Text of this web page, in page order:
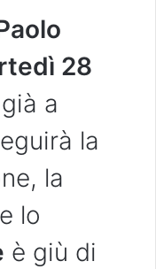
28
a
la
la
lo
è giù di